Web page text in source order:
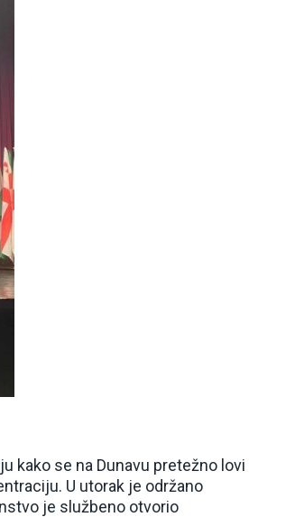
kako se na Dunavu pretežno lovi
U utorak je održano
je službeno otvorio